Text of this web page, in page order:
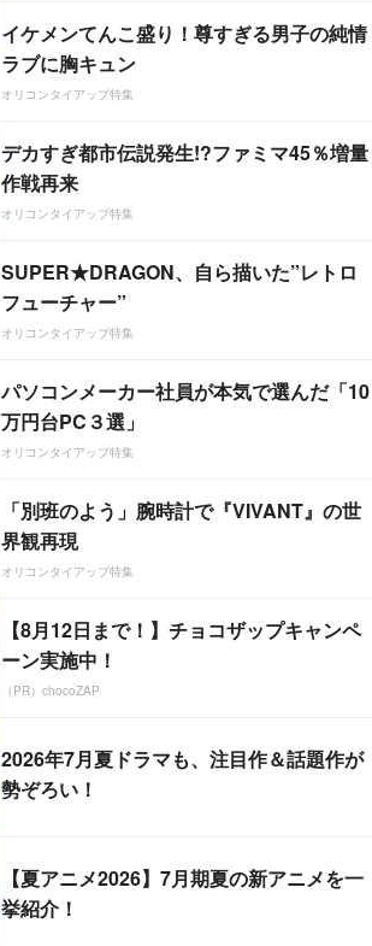
イケメンてんこ盛り！尊すぎる男子の純情
ラブに胸キュン
オリコンタイアップ特集
デカすぎ都市伝説発生!?ファミマ45％増量
作戦再来
オリコンタイアップ特集
SUPER★DRAGON、自ら描いた”レトロ
フューチャー”
オリコンタイアップ特集
パソコンメーカー社員が本気で選んだ「10
万円台PC３選」
オリコンタイアップ特集
「別班のよう」腕時計で『VIVANT』の世
界観再現
オリコンタイアップ特集
【8月12日まで！】チョコザップキャンペ
ーン実施中！
（PR）chocoZAP
2026年7月夏ドラマも、注目作＆話題作が
勢ぞろい！
【夏アニメ2026】7月期夏の新アニメを一
挙紹介！